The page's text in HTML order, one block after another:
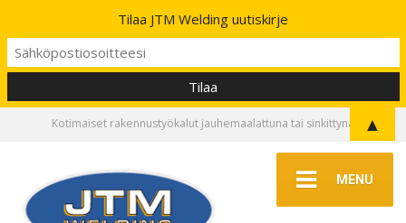
Kotimaiset rakennustyökalut jauhemaalattuna tai sinkittynä
MENU
Tilaa JTM Welding uutiskirje
▲